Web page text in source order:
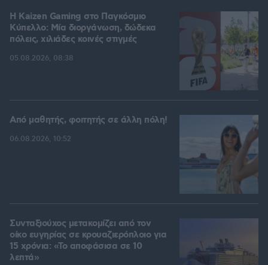
H Kaizen Gaming στο Παγκόσμιο
Kύπελλο: Μία διοργάνωση, δώδεκα
πόλεις, χιλιάδες κοινές στιγμές
05.08.2026, 08:38
Από μαθητής, φοιτητής σε άλλη πόλη!
06.08.2026, 10:52
Συνταξιούχος μετακομίζει από τον
οίκο ευγηρίας σε κρουαζιερόπλοιο για
15 χρόνια: «Το αποφάσισα σε 10
λεπτά»